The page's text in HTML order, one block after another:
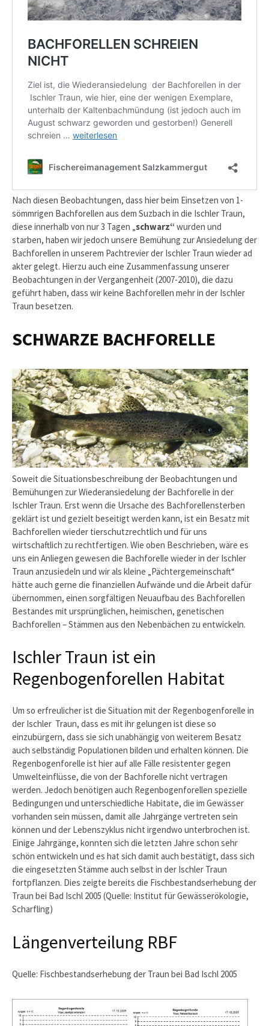
Nach diesen Beobachtungen, dass hier beim Einsetzen von 1-
sömmrigen Bachforellen aus dem Suzbach in die Ischler Traun,
diese innerhalb von nur 3 Tagen „ schwarz“ wurden und
starben, haben wir jedoch unsere Bemühung zur Ansiedelung der
Bachforellen in unserem Pachtrevier der Ischler Traun wieder ad
akter gelegt. Hierzu auch eine Zusammenfassung unserer
Beobachtungen in der Vergangenheit (2007-2010), die dazu
geführt haben, dass wir keine Bachforellen mehr in der Ischler
Traun besetzen.
SCHWARZE BACHFORELLE
Soweit die Situationsbeschreibung der Beobachtungen und
Bemühungen zur Wiederansiedelung der Bachforelle in der
Ischler Traun. Erst wenn die Ursache des Bachforellensterben
geklärt ist und gezielt beseitigt werden kann, ist ein Besatz mit
Bachforellen wieder tierschutzrechtlich und für uns
wirtschaftlich zu rechtfertigen. Wie oben Beschrieben, wäre es
uns ein Anliegen gewesen die Bachforelle wieder in der Ischler
Traun anzusiedeln und wir als kleine „Pächtergemeinschaft“
hätte auch gerne die finanziellen Aufwände und die Arbeit dafür
übernommen, einen sorgfältigen Neuaufbau des Bachforellen
Bestandes mit ursprünglichen, heimischen, genetischen
Bachforellen – Stämmen aus den Nebenbächen zu entwickeln.
Ischler Traun ist ein
Regenbogenforellen Habitat
Um so erfreulicher ist die Situation mit der Regenbogenforelle in
der Ischler Traun, dass es mit ihr gelungen ist diese so
einzubürgern, dass sie sich unabhängig von weiterem Besatz
auch selbständig Populationen bilden und erhalten können. Die
Regenbogenforelle ist hier auf alle Fälle resistenter gegen
Umwelteinflüsse, die von der Bachforelle nicht vertragen
werden. Jedoch benötigen auch Regenbogenforellen spezielle
Bedingungen und unterschiedliche Habitate, die im Gewässer
vorhanden sein müssen, damit alle Jahrgänge vertreten sein
können und der Lebenszyklus nicht irgendwo unterbrochen ist.
Einige Jahrgänge, konnten sich die letzten Jahre schon sehr
schön entwickeln und es hat sich damit auch bestätigt, dass sich
die eingesetzten Stämme auch selbst in der Ischler Traun
fortpflanzen. Dies zeigte bereits die Fischbestandserhebung der
Traun bei Bad Ischl 2005 (Quelle: Institut für Gewässerökologie,
Scharfling)
Längenverteilung RBF
Quelle: Fischbestandserhebung der Traun bei Bad Ischl 2005